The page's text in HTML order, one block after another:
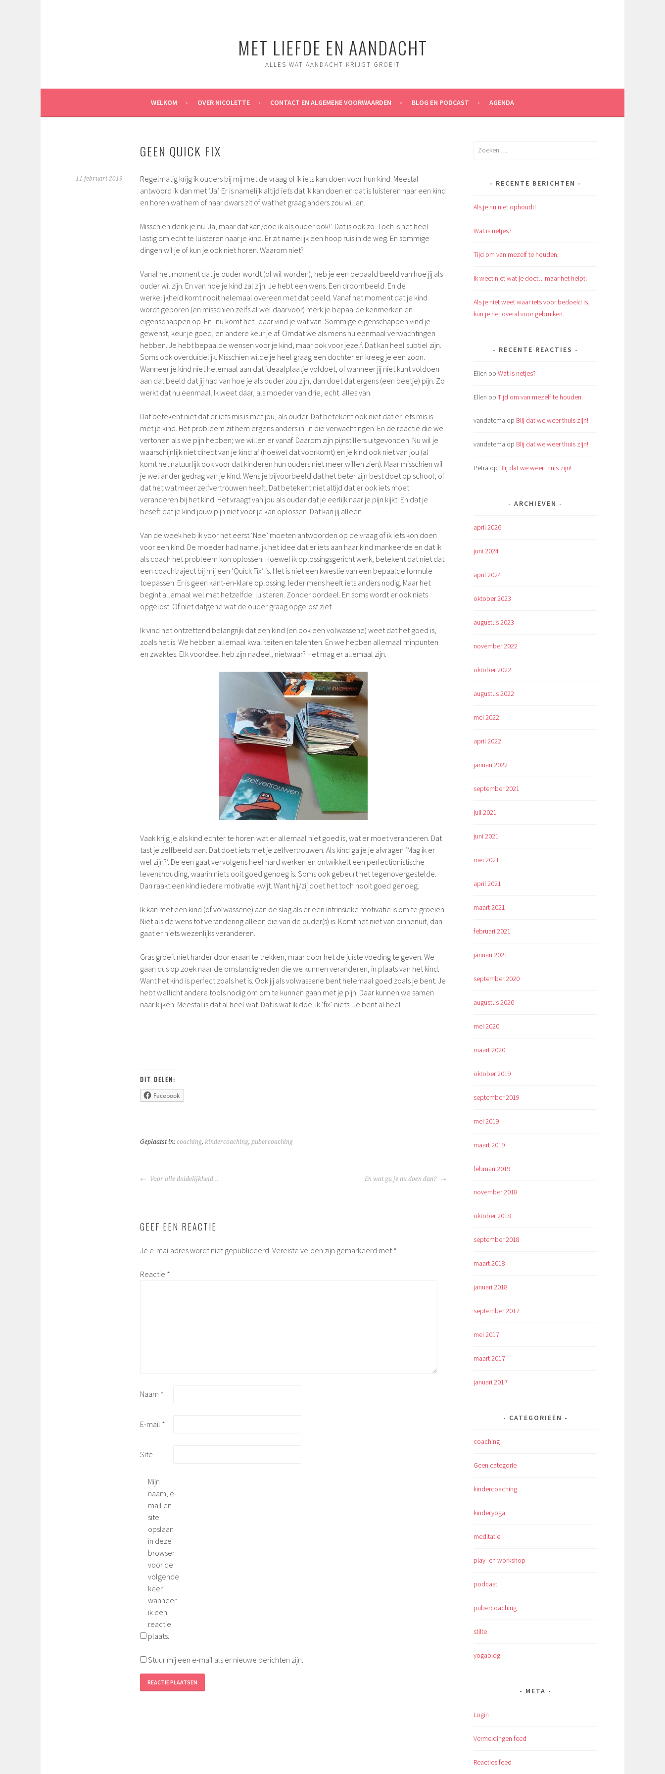
MET LIEFDE EN AANDACHT
ALLES WAT AANDACHT KRIJGT GROEIT
WELKOM OVER NICOLETTE CONTACT EN ALGEMENE VOORWAARDEN BLOG EN PODCAST AGENDA
GEEN QUICK FIX
11 februari 2019
Regelmatig krijg ik ouders bij mij met de vraag of ik iets kan doen voor hun kind. Meestal
antwoord ik dan met ‘Ja’. Er is namelijk altijd iets dat ik kan doen en dat is luisteren naar een kind
en horen wat hem of haar dwars zit of wat het graag anders zou willen.
Misschien denk je nu ‘Ja, maar dat kan/doe ik als ouder ook!’. Dat is ook zo. Toch is het heel
lastig om echt te luisteren naar je kind. Er zit namelijk een hoop ruis in de weg. En sommige
dingen wil je of kun je ook niet horen. Waarom niet?
Vanaf het moment dat je ouder wordt (of wil worden), heb je een bepaald beeld van hoe jij als
ouder wil zijn. En van hoe je kind zal zijn. Je hebt een wens. Een droombeeld. En de
werkelijkheid komt nooit helemaal overeen met dat beeld. Vanaf het moment dat je kind
wordt geboren (en misschien zelfs al wel daarvoor) merk je bepaalde kenmerken en
eigenschappen op. En -nu komt het- daar vind je wat van. Sommige eigenschappen vind je
gewenst, keur je goed, en andere keur je af. Omdat we als mens nu eenmaal verwachtingen
hebben. Je hebt bepaalde wensen voor je kind, maar ook voor jezelf. Dat kan heel subtiel zijn.
Soms ook overduidelijk. Misschien wilde je heel graag een dochter en kreeg je een zoon.
Wanneer je kind niet helemaal aan dat ideaalplaatje voldoet, of wanneer jij niet kunt voldoen
aan dat beeld dat jij had van hoe je als ouder zou zijn, dan doet dat ergens (een beetje) pijn. Zo
werkt dat nu eenmaal. Ik weet daar, als moeder van drie, echt alles van.
Dat betekent niet dat er iets mis is met jou, als ouder. Dat betekent ook niet dat er iets mis is
met je kind. Het probleem zit hem ergens anders in. In die verwachtingen. En de reactie die we
vertonen als we pijn hebben; we willen er vanaf. Daarom zijn pijnstillers uitgevonden. Nu wil je
waarschijnlijk niet direct van je kind af (hoewel dat voorkomt) en je kind ook niet van jou (al
komt het natuurlijk ook voor dat kinderen hun ouders niet meer willen zien). Maar misschien wil
je wel ander gedrag van je kind. Wens je bijvoorbeeld dat het beter zijn best doet op school, of
dat het wat meer zelfvertrouwen heeft. Dat betekent niet altijd dat er ook iets moet
veranderen bij het kind. Het vraagt van jou als ouder dat je eerlijk naar je pijn kijkt. En dat je
beseft dat je kind jouw pijn niet voor je kan oplossen. Dat kan jij alleen.
Van de week heb ik voor het eerst ‘Nee’ moeten antwoorden op de vraag of ik iets kon doen
voor een kind. De moeder had namelijk het idee dat er iets aan haar kind mankeerde en dat ik
als coach het probleem kon oplossen. Hoewel ik oplossingsgericht werk, betekent dat niet dat
een coachtraject bij mij een ‘Quick Fix’ is. Het is niet een kwestie van een bepaalde formule
toepassen. Er is geen kant-en-klare oplossing. Ieder mens heeft iets anders nodig. Maar het
begint allemaal wel met hetzelfde: luisteren. Zonder oordeel. En soms wordt er ook niets
opgelost. Of niet datgene wat de ouder graag opgelost ziet.
Ik vind het ontzettend belangrijk dat een kind (en ook een volwassene) weet dat het goed is,
zoals het is. We hebben allemaal kwaliteiten en talenten. En we hebben allemaal minpunten
en zwaktes. Elk voordeel heb zijn nadeel, nietwaar? Het mag er allemaal zijn.
Vaak krijg je als kind echter te horen wat er allemaal niet goed is, wat er moet veranderen. Dat
tast je zelfbeeld aan. Dat doet iets met je zelfvertrouwen. Als kind ga je je afvragen ‘Mag ik er
wel zijn?’. De een gaat vervolgens heel hard werken en ontwikkelt een perfectionistische
levenshouding, waarin niets ooit goed genoeg is. Soms ook gebeurt het tegenovergestelde.
Dan raakt een kind iedere motivatie kwijt. Want hij/zij doet het toch nooit goed genoeg.
Ik kan met een kind (of volwassene) aan de slag als er een intrinsieke motivatie is om te groeien.
Niet als de wens tot verandering alleen die van de ouder(s) is. Komt het niet van binnenuit, dan
gaat er niets wezenlijks veranderen.
Gras groeit niet harder door eraan te trekken, maar door het de juiste voeding te geven. We
gaan dus op zoek naar de omstandigheden die we kunnen veranderen, in plaats van het kind.
Want het kind is perfect zoals het is. Ook jij als volwassene bent helemaal goed zoals je bent. Je
hebt wellicht andere tools nodig om om te kunnen gaan met je pijn. Daar kunnen we samen
naar kijken. Meestal is dat al heel wat. Dat is wat ik doe. Ik ‘fix’ niets. Je bent al heel.
DIT DELEN:
Facebook
Geplaatst in: coaching, kindercoaching, pubercoaching
BERICHTNAVIGATIE
Voor alle duidelijkheid… En wat ga je nu doen dan?
GEEF EEN REACTIE
Je e-mailadres wordt niet gepubliceerd. Vereiste velden zijn gemarkeerd met *
Reactie *
Naam *
E-mail *
Site
Mijn
naam, e-
mail en
site
opslaan
in deze
browser
voor de
volgende
keer
wanneer
ik een
reactie
plaats.
Stuur mij een e-mail als er nieuwe berichten zijn.
Zoeken
RECENTE BERICHTEN
Als je nu niet ophoudt!
Wat is netjes?
Tijd om van mezelf te houden.
Ik weet niet wat je doet…maar het helpt!
Als je niet weet waar iets voor bedoeld is,
kun je het overal voor gebruiken.
RECENTE REACTIES
Ellen op Wat is netjes?
Ellen op Tijd om van mezelf te houden.
vandatema op Blij dat we weer thuis zijn!
vandatema op Blij dat we weer thuis zijn!
Petra op Blij dat we weer thuis zijn!
ARCHIEVEN
april 2026
juni 2024
april 2024
oktober 2023
augustus 2023
november 2022
oktober 2022
augustus 2022
mei 2022
april 2022
januari 2022
september 2021
juli 2021
juni 2021
mei 2021
april 2021
maart 2021
februari 2021
januari 2021
september 2020
augustus 2020
mei 2020
maart 2020
oktober 2019
september 2019
mei 2019
maart 2019
februari 2019
november 2018
oktober 2018
september 2018
maart 2018
januari 2018
september 2017
mei 2017
maart 2017
januari 2017
CATEGORIEËN
coaching
Geen categorie
kindercoaching
kinderyoga
meditatie
play- en workshop
podcast
pubercoaching
stilte
yogablog
META
Login
Vermeldingen feed
Reacties feed